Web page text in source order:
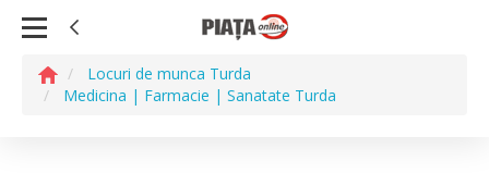
Locuri de munca Turda
Medicina | Farmacie | Sanatate Turda